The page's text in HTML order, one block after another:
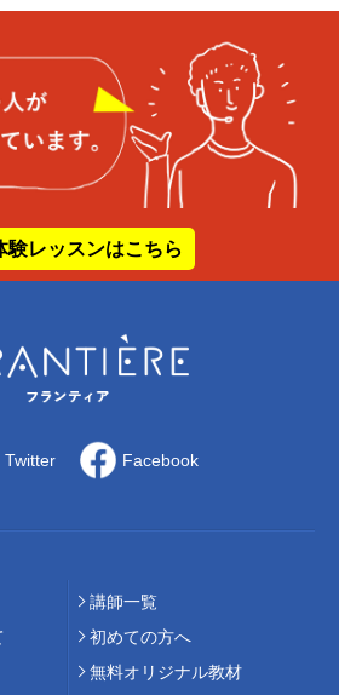
験レッスンはこちら
Twitter Facebook
講師⼀覧
初めての⽅へ
無料オリジナル教材